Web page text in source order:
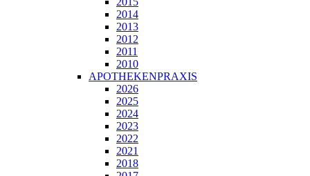
2014
2013
2012
2011
2010
APOTHEKENPRAXIS
2026
2025
2024
2023
2022
2021
2018